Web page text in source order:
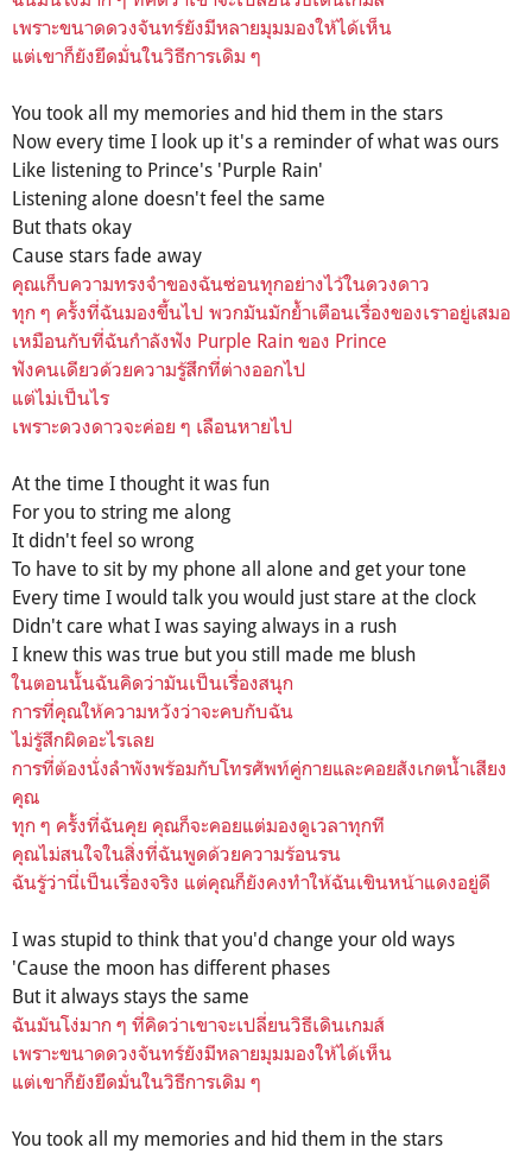
เพราะขนาดดวงจันทร์ยังมีหลายมุมมองให้ได้เห็น
แต่เขาก็ยังยึดมั่นในวิธีการเดิม ๆ
You took all my memories and hid them in the stars
Now every time I look up it's a reminder of what was ours
Like listening to Prince's 'Purple Rain'
Listening alone doesn't feel the same
But thats okay
Cause stars fade away
คุณเก็บความทรงจำของฉันซ่อนทุกอย่างไว้ในดวงดาว
ทุก ๆ ครั้งที่ฉันมองขึ้นไป พวกมันมักย้ำเตือนเรื่องของเราอยู่เสมอ
เหมือนกับที่ฉันกำลังฟัง Purple Rain ของ Prince
ฟังคนเดียวด้วยความรู้สึกที่ต่างออกไป
แต่ไม่เป็นไร
เพราะดวงดาวจะค่อย ๆ เลือนหายไป
At the time I thought it was fun
For you to string me along
It didn't feel so wrong
To have to sit by my phone all alone and get your tone
Every time I would talk you would just stare at the clock
Didn't care what I was saying always in a rush
I knew this was true but you still made me blush
ในตอนนั้นฉันคิดว่ามันเป็นเรื่องสนุก
การที่คุณให้ความหวังว่าจะคบกับฉัน
ไม่รู้สึกผิดอะไรเลย
การที่ต้องนั่งลำพังพร้อมกับโทรศัพท์คู่กายและคอยสังเกตน้ำเสียง
คุณ
ทุก ๆ ครั้งที่ฉันคุย คุณก็จะคอยแต่มองดูเวลาทุกที
คุณไม่สนใจในสิ่งที่ฉันพูดด้วยความร้อนรน
ฉันรู้ว่านี่เป็นเรื่องจริง แต่คุณก็ยังคงทำให้ฉันเขินหน้าแดงอยู่ดี
I was stupid to think that you'd change your old ways
'Cause the moon has different phases
But it always stays the same
ฉันมันโง่มาก ๆ ที่คิดว่าเขาจะเปลี่ยนวิธีเดินเกมส์
เพราะขนาดดวงจันทร์ยังมีหลายมุมมองให้ได้เห็น
แต่เขาก็ยังยึดมั่นในวิธีการเดิม ๆ
You took all my memories and hid them in the stars